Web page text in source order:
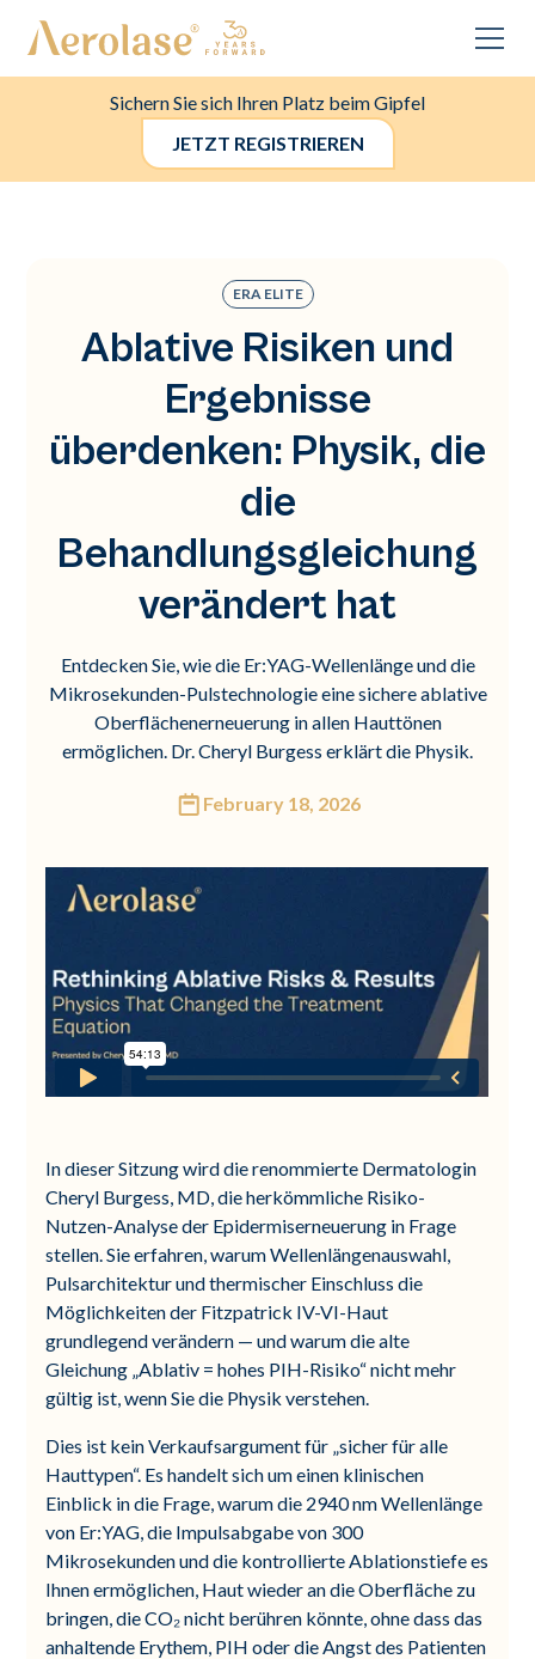
Sichern Sie sich Ihren Platz beim Gipfel
JETZT REGISTRIEREN
ERA ELITE
Ablative Risiken und
Ergebnisse
überdenken: Physik, die
die
Behandlungsgleichung
verändert hat
Entdecken Sie, wie die Er:YAG-Wellenlänge und die
Mikrosekunden-Pulstechnologie eine sichere ablative
Oberflächenerneuerung in allen Hauttönen
ermöglichen. Dr. Cheryl Burgess erklärt die Physik.
February 18, 2026
In dieser Sitzung wird die renommierte Dermatologin
Cheryl Burgess, MD, die herkömmliche Risiko-
Nutzen-Analyse der Epidermiserneuerung in Frage
stellen. Sie erfahren, warum Wellenlängenauswahl,
Pulsarchitektur und thermischer Einschluss die
Möglichkeiten der Fitzpatrick IV-VI-Haut
grundlegend verändern — und warum die alte
Gleichung „Ablativ = hohes PIH-Risiko“ nicht mehr
gültig ist, wenn Sie die Physik verstehen.
Dies ist kein Verkaufsargument für „sicher für alle
Hauttypen“. Es handelt sich um einen klinischen
Einblick in die Frage, warum die 2940 nm Wellenlänge
von Er:YAG, die Impulsabgabe von 300
Mikrosekunden und die kontrollierte Ablationstiefe es
Ihnen ermöglichen, Haut wieder an die Oberfläche zu
bringen, die CO₂ nicht berühren könnte, ohne dass das
anhaltende Erythem, PIH oder die Angst des Patienten